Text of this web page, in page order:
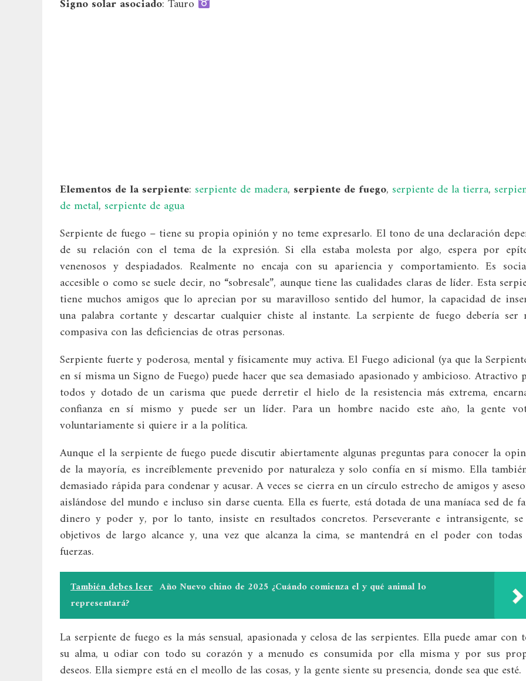
Signo solar asociado: Tauro
Elementos de la serpiente: serpiente de madera, serpiente defuego, serpiente de la tierra,
de metal, serpiente de agua
Serpiente de fuego – tiene su propia opinión y no teme expresarlo. El tono de una declaración
de su relación con el tema de la expresión. Si ella estaba molesta por algo, espera por
venenosos y despiadados. Realmente no encaja con su apariencia y comportamiento. Es
accesible o como se suele decir, no “sobresale”, aunque tiene las cualidades claras de líder. Esta
tiene muchos amigos que lo aprecian por su maravilloso sentido del humor, la capacidad de
una palabra cortante y descartar cualquier chiste al instante. La serpiente de fuego debería ser
compasiva con las deficiencias de otras personas.
Serpiente fuerte y poderosa, mental y físicamente muy activa. El Fuego adicional (ya que la
en sí misma un Signo de Fuego) puede hacer que sea demasiado apasionado y ambicioso. Atractivo
todos y dotado de un carisma que puede derretir el hielo de la resistencia más extrema,
confianza en sí mismo y puede ser un líder. Para un hombre nacido este año, la gente
voluntariamente si quiere ir a la política.
Aunque el la serpiente de fuego puede discutir abiertamente algunas preguntas para conocer la
de la mayoría, es increíblemente prevenido por naturaleza y solo confía en sí mismo. Ella
demasiado rápida para condenar y acusar. A veces se cierra en un círculo estrecho de amigos y
aislándose del mundo e incluso sin darse cuenta. Ella es fuerte, está dotada de una maníaca sed de
dinero y poder y, por lo tanto, insiste en resultados concretos. Perseverante e intransigente,
objetivos de largo alcance y, una vez que alcanza la cima, se mantendrá en el poder con todas
fuerzas.
También debes leer Año Nuevo chino de 2025 ¿Cuándo comienza el y qué animal lo
representará?
La serpiente de fuego es la más sensual, apasionada y celosa de las serpientes. Ella puede amar con
su alma, u odiar con todo su corazón y a menudo es consumida por ella misma y por sus
deseos. Ella siempre está en el meollo de las cosas, y la gente siente su presencia, donde sea que esté.